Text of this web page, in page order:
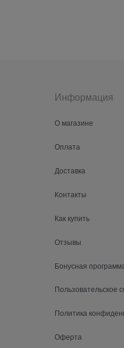
Информация
О магазине
Оплата
Доставка
Контакты
Как купить
Отзывы
Бонусная
Пользовательское
Политика
Оферта